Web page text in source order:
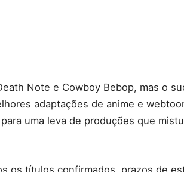
Note e Cowboy Bebop, mas o
adaptações de anime e
uma leva de produções que
os títulos confirmados, prazos de